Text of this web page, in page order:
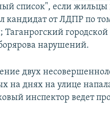
список", если жильцы
кандидат от ЛДПР по
городской
нарушений.
двух
на днях на улице
инспектор ведет